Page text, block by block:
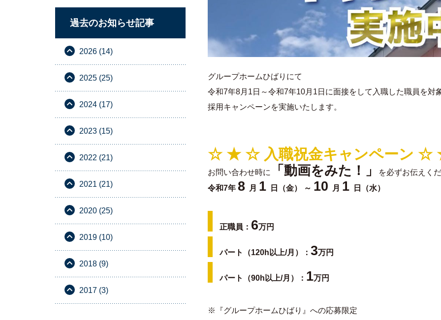
グループホームひばりにて
令和7年8月1日～令和7年10月1日に面接をして入職した職員を対
採用キャンペーンを実施いたします。
☆ ★ ☆ 入職祝金キャンペーン
お問い合わせ時に 「動画をみた！」
を必ずお伝えく
令和7年8 月 1 日（金） ～ 10 月 1 日（水）
正職員： 6万円
パート（120h以上/月）：3万円
パート（90h以上/月）： 1万円
※『グループホームひばり』への応募限定
過去のお知らせ記事
2026 (14)
2025 (25)
2024 (17)
2023 (15)
2022 (21)
2021 (21)
2020 (25)
2019 (10)
2018 (9)
2017 (3)